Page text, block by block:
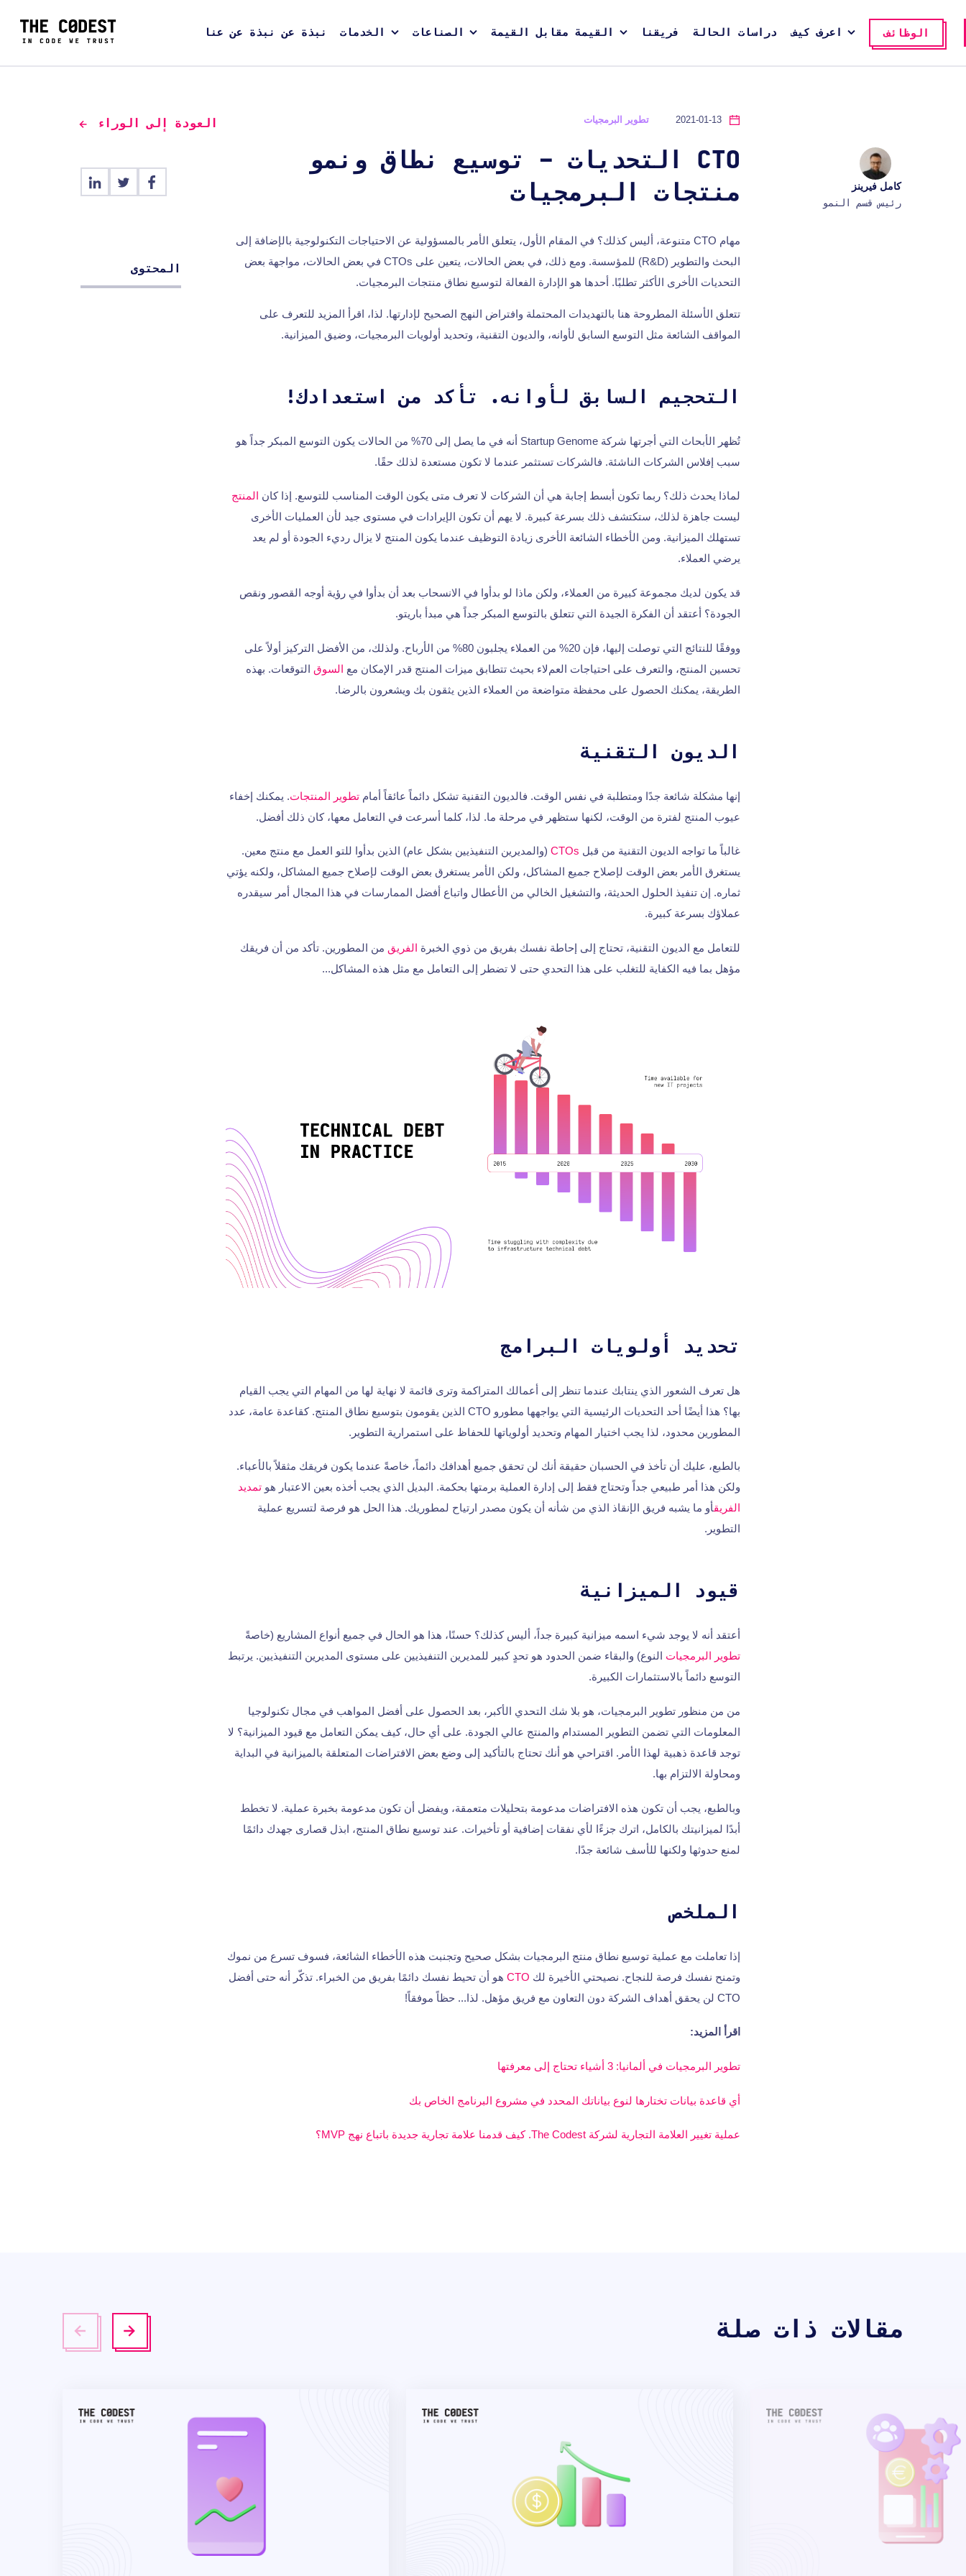
نبذة عن نبذة عن عنا الخدمات الصناعات القيمة مقابل القيمة فريقنا دراسات الحالة اعرف كيف الوظائف
العودة إلى الوراء
المحتوى
2021-01-13 تطوير البرمجيات
CTO التحديات - توسيع نطاق ونمو
منتجات البرمجيات
كامل فيرينز
رئيس قسم النمو
مهام CTO متنوعة، أليس كذلك؟ في المقام الأول، يتعلق الأمر بالمسؤولية عن الاحتياجات التكنولوجية بالإضافة إلى
البحث والتطوير (R&D) للمؤسسة. ومع ذلك، في بعض الحالات، يتعين على CTOs في بعض الحالات، مواجهة بعض
التحديات الأخرى الأكثر تطلبًا. أحدها هو الإدارة الفعالة لتوسيع نطاق منتجات البرمجيات.
تتعلق الأسئلة المطروحة هنا بالتهديدات المحتملة وافتراض النهج الصحيح لإدارتها. لذا، اقرأ المزيد للتعرف على
المواقف الشائعة مثل التوسع السابق لأوانه، والديون التقنية، وتحديد أولويات البرمجيات، وضيق الميزانية.
التحجيم السابق لأوانه. تأكد من استعدادك!
تُظهر الأبحاث التي أجرتها شركة Startup Genome أنه في ما يصل إلى 70% من الحالات يكون التوسع المبكر جداً هو
سبب إفلاس الشركات الناشئة. فالشركات تستثمر عندما لا تكون مستعدة لذلك حقًا.
لماذا يحدث ذلك؟ ربما تكون أبسط إجابة هي أن الشركات لا تعرف متى يكون الوقت المناسب للتوسع. إذا كان المنتج
ليست جاهزة لذلك، ستكتشف ذلك بسرعة كبيرة. لا يهم أن تكون الإيرادات في مستوى جيد لأن العمليات الأخرى
تستهلك الميزانية. ومن الأخطاء الشائعة الأخرى زيادة التوظيف عندما يكون المنتج لا يزال رديء الجودة أو لم يعد
يرضي العملاء.
قد يكون لديك مجموعة كبيرة من العملاء، ولكن ماذا لو بدأوا في الانسحاب بعد أن بدأوا في رؤية أوجه القصور ونقص
الجودة؟ أعتقد أن الفكرة الجيدة التي تتعلق بالتوسع المبكر جداً هي مبدأ باريتو.
ووفقًا للنتائج التي توصلت إليها، فإن 20% من العملاء يجلبون 80% من الأرباح. ولذلك، من اﻷفضل التركيز أوﻻً على
تحسين المنتج، والتعرف على احتياجات العمﻻء بحيث تتطابق ميزات المنتج قدر اﻹمكان مع السوق التوقعات. بهذه
الطريقة، يمكنك الحصول على محفظة متواضعة من العملاء الذين يثقون بك ويشعرون بالرضا.
الديون التقنية
إنها مشكلة شائعة جدًا ومتطلبة في نفس الوقت. فالديون التقنية تشكل دائماً عائقاً أمام تطوير المنتجات. يمكنك إخفاء
عيوب المنتج لفترة من الوقت، لكنها ستظهر في مرحلة ما. لذا، كلما أسرعت في التعامل معها، كان ذلك أفضل.
غالباً ما تواجه الديون التقنية من قبل CTOs(والمديرين التنفيذيين بشكل عام) الذين بدأوا للتو العمل مع منتج معين.
يستغرق الأمر بعض الوقت لإصلاح جميع المشاكل، ولكن الأمر يستغرق بعض الوقت لإصلاح جميع المشاكل، ولكنه يؤتي
ثماره. إن تنفيذ الحلول الحديثة، والتشغيل الخالي من الأعطال واتباع أفضل الممارسات في هذا المجال أمر سيقدره
عملاؤك بسرعة كبيرة.
للتعامل مع الديون التقنية، تحتاج إلى إحاطة نفسك بفريق من ذوي الخبرة الفريق من المطورين. تأكد من أن فريقك
مؤهل بما فيه الكفاية للتغلب على هذا التحدي حتى لا تضطر إلى التعامل مع مثل هذه المشاكل...
تحديد أولويات البرامج
هل تعرف الشعور الذي ينتابك عندما تنظر إلى أعمالك المتراكمة وترى قائمة لا نهاية لها من المهام التي يجب القيام
بها؟ هذا أيضًا أحد التحديات الرئيسية التي يواجهها مطورو CTO الذين يقومون بتوسيع نطاق المنتج. كقاعدة عامة، عدد
المطورين محدود، لذا يجب اختيار المهام وتحديد أولوياتها للحفاظ على استمرارية التطوير.
بالطبع، عليك أن تأخذ في الحسبان حقيقة أنك لن تحقق جميع أهدافك دائماً، خاصةً عندما يكون فريقك مثقلاً بالأعباء.
ولكن هذا أمر طبيعي جداً وتحتاج فقط إلى إدارة العملية برمتها بحكمة. البديل الذي يجب أخذه بعين الاعتبار هو تمديد
الفريقأو ما يشبه فريق الإنقاذ الذي من شأنه أن يكون مصدر ارتياح لمطوريك. هذا الحل هو فرصة لتسريع عملية
التطوير.
قيود الميزانية
أعتقد أنه لا يوجد شيء اسمه ميزانية كبيرة جداً، أليس كذلك؟ حسنًا، هذا هو الحال في جميع أنواع المشاريع (خاصةً
تطوير البرمجيات النوع) والبقاء ضمن الحدود هو تحدٍ كبير للمديرين التنفيذيين على مستوى المديرين التنفيذيين. يرتبط
التوسع دائماً بالاستثمارات الكبيرة.
من من منظور تطوير البرمجيات، هو بلا شك التحدي الأكبر، بعد الحصول على أفضل المواهب في مجال تكنولوجيا
المعلومات التي تضمن التطوير المستدام والمنتج عالي الجودة. على أي حال، كيف يمكن التعامل مع قيود الميزانية؟ لا
توجد قاعدة ذهبية لهذا الأمر. اقتراحي هو أنك تحتاج بالتأكيد إلى وضع بعض الافتراضات المتعلقة بالميزانية في البداية
ومحاولة الالتزام بها.
وبالطبع، يجب أن تكون هذه الافتراضات مدعومة بتحليلات متعمقة، ويفضل أن تكون مدعومة بخبرة عملية. لا تخطط
أبدًا لميزانيتك بالكامل، اترك جزءًا لأي نفقات إضافية أو تأخيرات. عند توسيع نطاق المنتج، ابذل قصارى جهدك دائمًا
لمنع حدوثها ولكنها للأسف شائعة جدًا.
الملخص
إذا تعاملت مع عملية توسيع نطاق منتج البرمجيات بشكل صحيح وتجنبت هذه الأخطاء الشائعة، فسوف تسرع من نموك
وتمنح نفسك فرصة للنجاح. نصيحتي الأخيرة لك CTOهو أن تحيط نفسك دائمًا بفريق من الخبراء. تذكّر أنه حتى أفضل
CTO لن يحقق أهداف الشركة دون التعاون مع فريق مؤهل. لذا... حظاً موفقاً!
اقرأ المزيد:
تطوير البرمجيات في ألمانيا: 3 أشياء تحتاج إلى معرفتها
أي قاعدة بيانات تختارها لنوع بياناتك المحدد في مشروع البرنامج الخاص بك
عملية تغيير العلامة التجارية لشركة The Codest. كيف قدمنا علامة تجارية جديدة باتباع نهج MVP؟
مقالات ذات صلة